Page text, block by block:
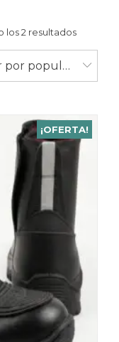
los 2 resultados
Ordenar por popularidad
¡OFERTA!